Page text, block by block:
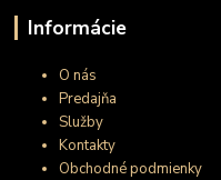
Informácie
O nás
Predajňa
Služby
Kontakty
Obchodné podmienky